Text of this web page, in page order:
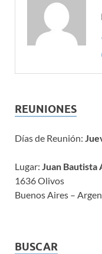
REUNIONES
Días de Reunión:
Lugar: Juan Bautista
1636 Olivos
Buenos Aires –
BUSCAR